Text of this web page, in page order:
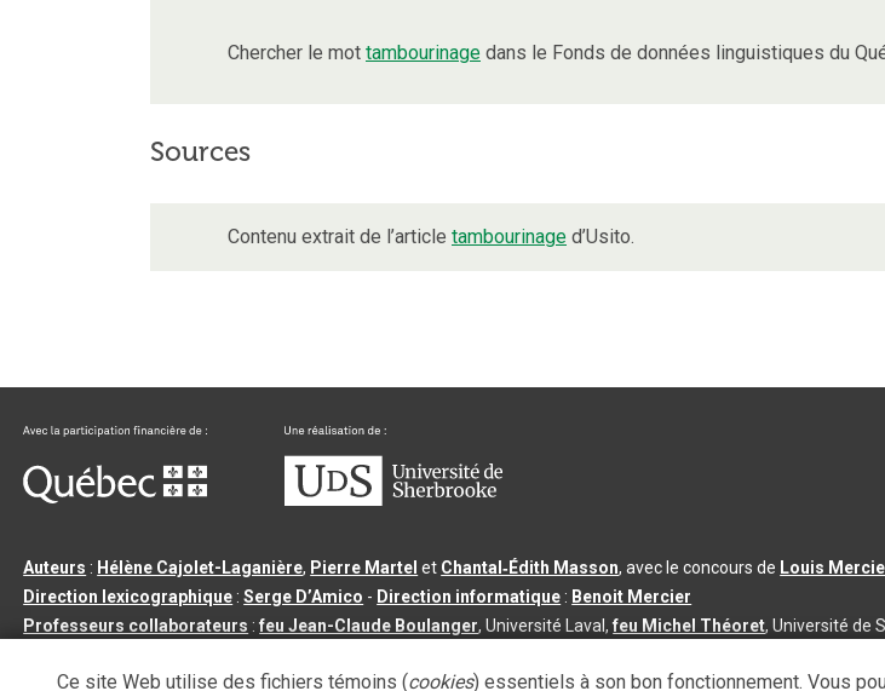
Chercher le mot tambourinage dans le Fonds de données linguistiques du
Sources
Contenu extrait de l’article tambourinage d’Usito.
Auteurs : Hélène Cajolet-Laganière, Pierre Martel et Chantal‑Édith Masson, avec le concours de Louis
Direction lexicographique :Serge D’Amico - Direction informatique : Benoit Mercier
Professeurs collaborateurs :feu Jean-Claude Boulanger, Université Laval,feu Michel Théoret, Université de
Ce site Web utilise des fichiers témoins (cookies) essentiels à son bon fonctionnement. Vous